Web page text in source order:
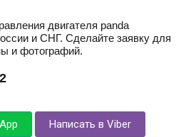
двигателя panda
и СНГ. Сделайте заявку для
и фотографий.
Написать в Viber